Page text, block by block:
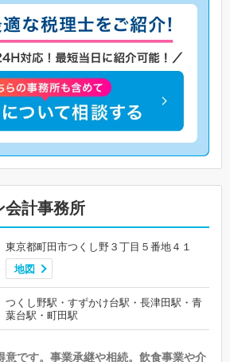
会計事務所
東京都町田市つくし野３丁目５番地４１
地図
つくし野駅・すずかけ台駅・長津田駅・青
葉台駅・町田駅
意です。事業承継や相続。飲食事業や介